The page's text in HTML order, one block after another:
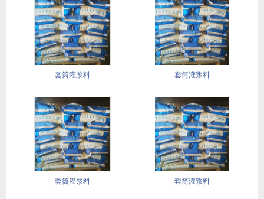
套筒灌浆料 套筒灌浆料
套筒灌浆料 套筒灌浆料